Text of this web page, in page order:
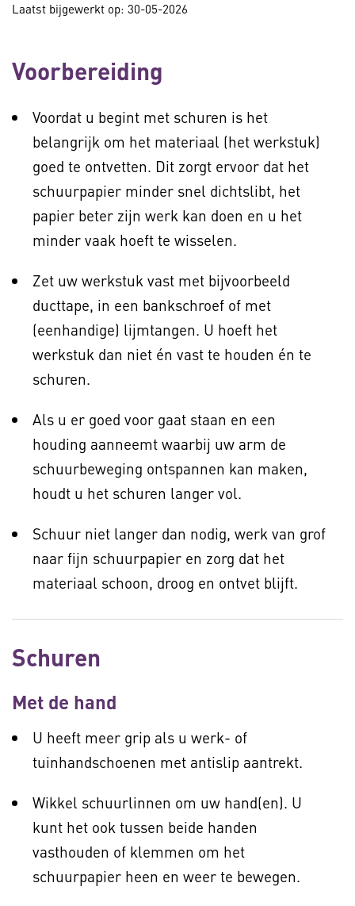
Laatst bijgewerkt op: 30-05-2026
Voorbereiding
Voordat u begint met schuren is het
belangrijk om het materiaal (het werkstuk)
goed te ontvetten. Dit zorgt ervoor dat het
schuurpapier minder snel dichtslibt, het
papier beter zijn werk kan doen en u het
minder vaak hoeft te wisselen.
Zet uw werkstuk vast met bijvoorbeeld
ducttape, in een bankschroef of met
(eenhandige) lijmtangen. U hoeft het
werkstuk dan niet én vast te houden én te
schuren.
Als u er goed voor gaat staan en een
houding aanneemt waarbij uw arm de
schuurbeweging ontspannen kan maken,
houdt u het schuren langer vol.
Schuur niet langer dan nodig, werk van grof
naar fijn schuurpapier en zorg dat het
materiaal schoon, droog en ontvet blijft.
Schuren
Met de hand
U heeft meer grip als u werk- of
tuinhandschoenen met antislip aantrekt.
Wikkel schuurlinnen om uw hand(en). U
kunt het ook tussen beide handen
vasthouden of klemmen om het
schuurpapier heen en weer te bewegen.